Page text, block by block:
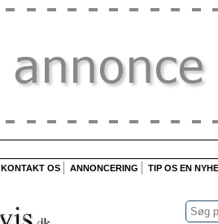
KONTAKT OS
ANNONCERING TIP OS EN